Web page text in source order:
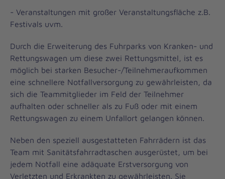
- Veranstaltungen mit großer Veranstaltungsfläche z.B.
Festivals uvm.
Durch die Erweiterung des Fuhrparks von Kranken- und
Rettungswagen um diese zwei Rettungsmittel, ist es
möglich bei starken Besucher-/Teilnehmeraufkommen
eine schnellere Notfallversorgung zu gewährleisten, da
sich die Teammitglieder im Feld der Teilnehmer
aufhalten oder schneller als zu Fuß oder mit einem
Rettungswagen zu einem Unfallort gelangen können.
Neben den speziell ausgestatteten Fahrrädern ist das
Team mit Sanitätsfahrradtaschen ausgerüstet, um bei
jedem Notfall eine adäquate Erstversorgung von
Verletzten und Erkrankten zu gewährleisten. Sie